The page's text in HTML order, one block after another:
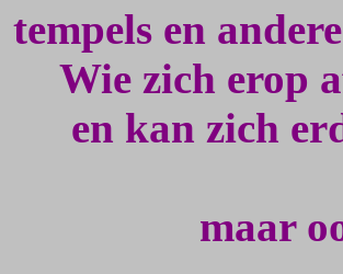
tempels en
Wie zich erop
en kan zich
maar